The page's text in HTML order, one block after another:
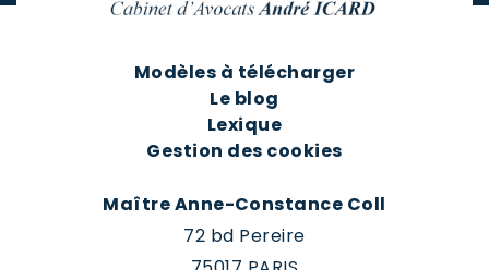
Modèles à télécharger
Le blog
Lexique
Gestion des cookies
Maître Anne-Constance Coll
72 bd Pereire